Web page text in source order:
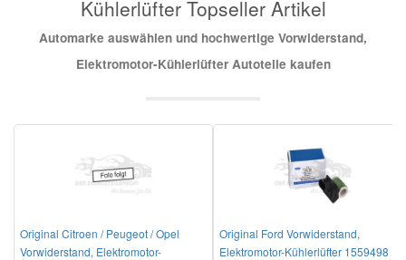
Kühlerlüfter Topseller Artikel
Automarke auswählen und hochwertige Vorwiderstand,
Elektromotor-Kühlerlüfter Autoteile kaufen
Original Citroen / Peugeot / Opel
Vorwiderstand, Elektromotor-
Original Ford Vorwiderstand,
Elektromotor-Kühlerlüfter 1559498
Mazda Ersatzteile
Mitsubishi Ersatzteile
Nissan Ersatzteile